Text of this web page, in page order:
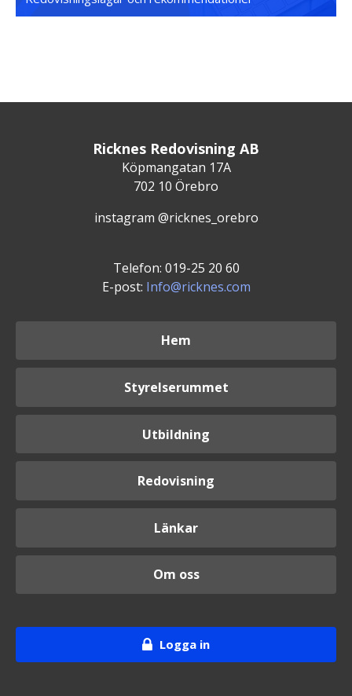
Ricknes Redovisning AB
Köpmangatan 17A
702 10 Örebro
instagram @ricknes_orebro
Telefon: 019-25 20 60
E-post: Info@ricknes.com
Hem
Styrelserummet
Utbildning
Redovisning
Länkar
Om oss
Logga in